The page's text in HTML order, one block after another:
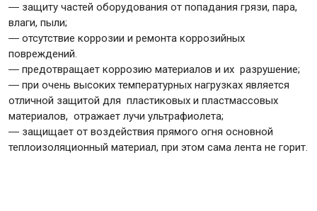
― защиту частей оборудования от попадания грязи, пара,
влаги, пыли;
― отсутствие коррозии и ремонта коррозийных
повреждений.
― предотвращает коррозию материалов и их разрушение;
― при очень высоких температурных нагрузках является
отличной защитой для пластиковых и пластмассовых
материалов, отражает лучи ультрафиолета;
― защищает от воздействия прямого огня основной
теплоизоляционный материал, при этом сама лента не горит.
Сантехника
Крепежи
Анкеры